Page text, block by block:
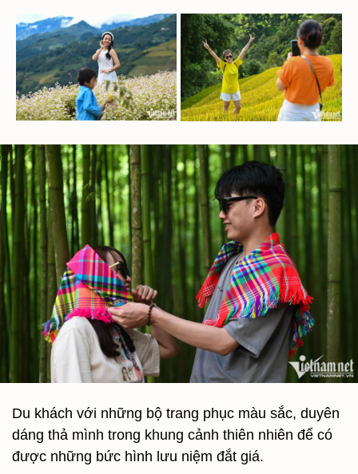
Du khách với những bộ trang phục màu sắc, duyên
dáng thả mình trong khung cảnh thiên nhiên để có
được những bức hình lưu niệm đắt giá.